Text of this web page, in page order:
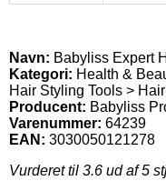
Navn: Babyliss Expert
Kategori: Health &
Hair Styling Tools >
Producent: Babyliss
Varenummer: 64239
EAN: 3030050121278
Vurderet til 3.6 ud af 5